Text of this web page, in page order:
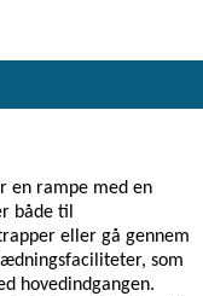
en rampe med en
både til
eller gå gennem
som
hovedindgangen.